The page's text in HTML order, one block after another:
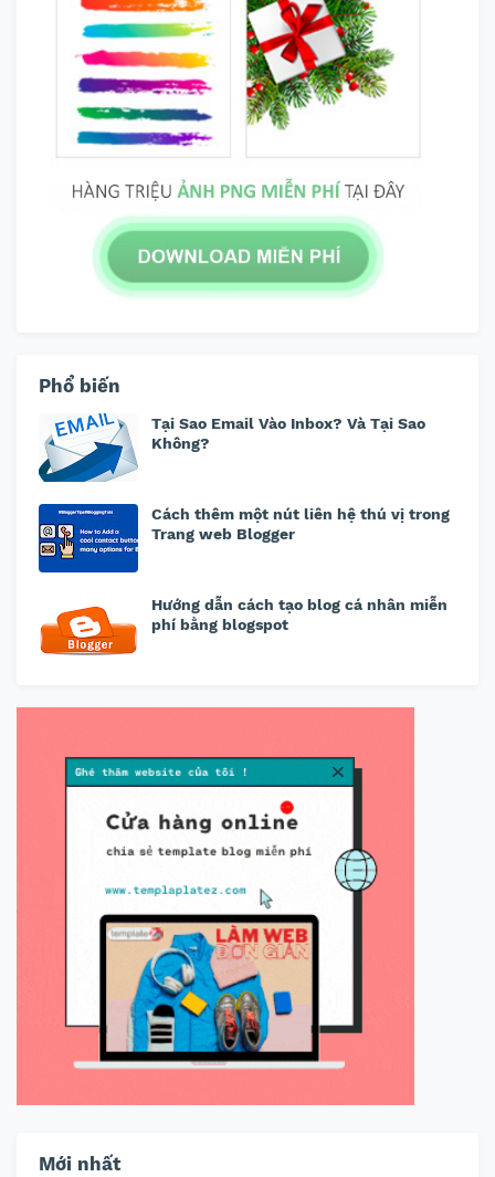
Phổ biến
Tại Sao Email Vào Inbox? Và Tại Sao
Không?
Cách thêm một nút liên hệ thú vị trong
Trang web Blogger
Hướng dẫn cách tạo blog cá nhân miễn
phí bằng blogspot
Mới nhất